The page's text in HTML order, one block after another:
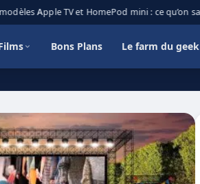
Apple TV et HomePod mini : ce qu’on sait
Bons Plans Le farm du geek